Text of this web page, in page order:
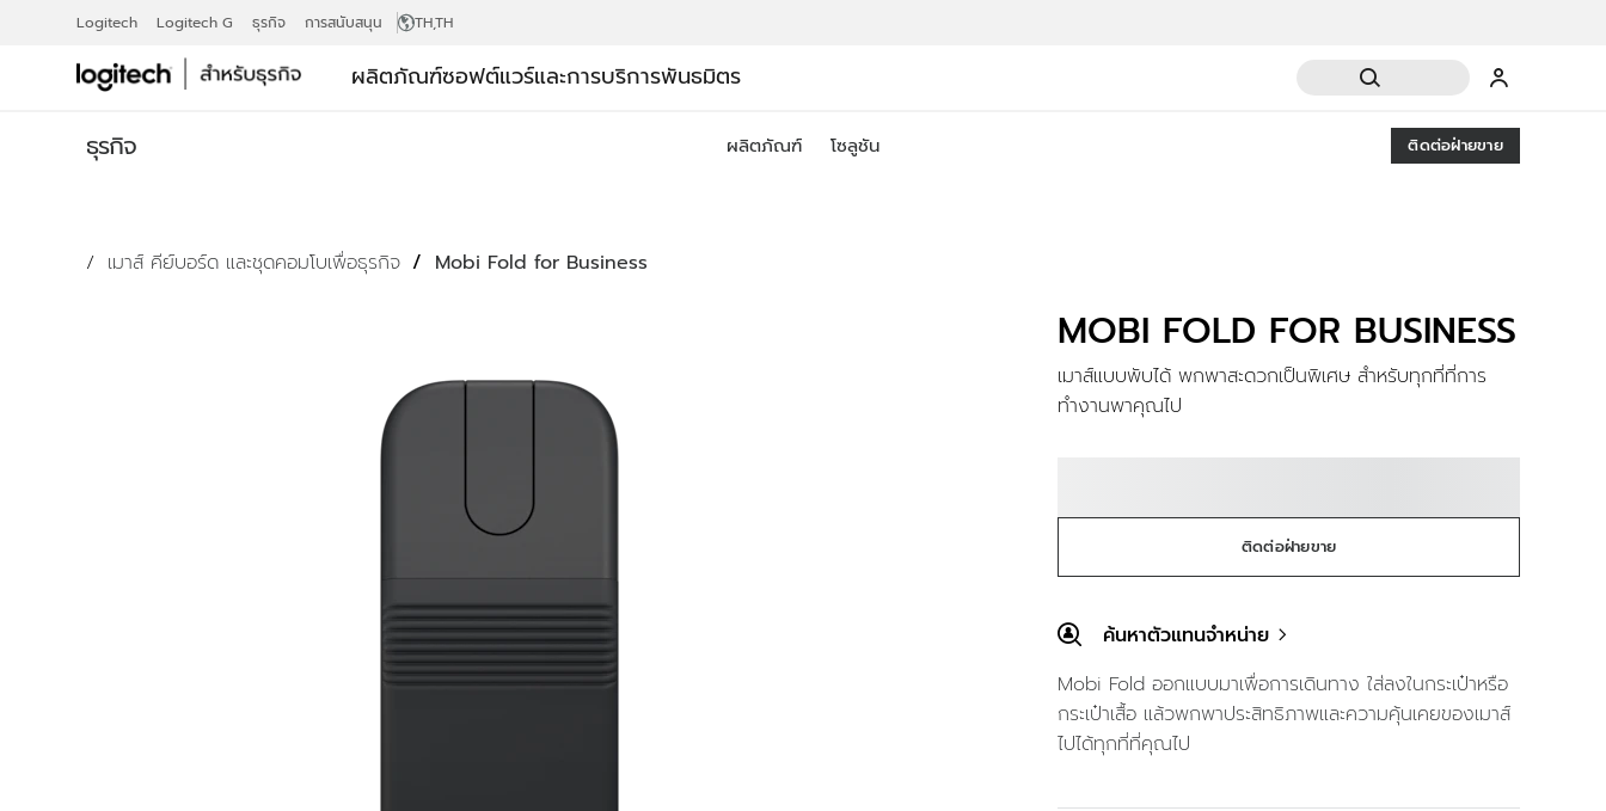
MOBI
FOLD
FOR
BUSINESS
Logitech Logitech G ธุรกิจ การสนับสนุน TH,TH
ผลิตภัณฑ์ซอฟต์แวร์และการบริการพันธมิตร
ธุรกิจ ผลิตภัณฑ์ โซลูชัน ติดต่อฝ่ายขาย
เมาส์ คีย์บอร์ด และชุดคอมโบเพื่อธุรกิจ Mobi Fold for Business
MOBI FOLD FOR BUSINESS
เมาส์แบบพับได้ พกพาสะดวกเป็นพิเศษ สำหรับทุกที่ที่การ
ทำงานพาคุณไป
ติดต่อฝ่ายขาย
ค้นหาตัวแทนจำหน่าย
Mobi Fold ออกแบบมาเพื่อการเดินทาง ใส่ลงในกระเป๋าหรือ
กระเป๋าเสื้อ แล้วพกพาประสิทธิภาพและความคุ้นเคยของเมาส์
ไปได้ทุกที่ที่คุณไป